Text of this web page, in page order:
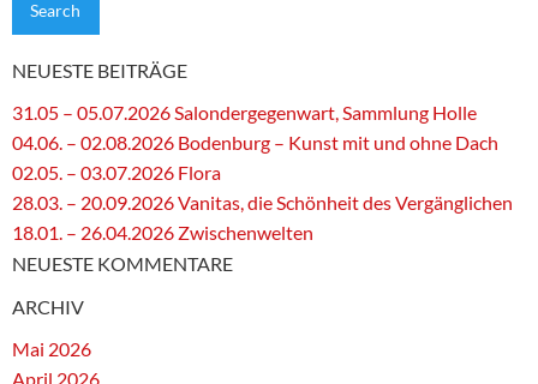
NEUESTE BEITRÄGE
31.05 – 05.07.2026 Salondergegenwart, Sammlung Holle
04.06. – 02.08.2026 Bodenburg – Kunst mit und ohne Dach
02.05. – 03.07.2026 Flora
28.03. – 20.09.2026 Vanitas, die Schönheit des Vergänglichen
18.01. – 26.04.2026 Zwischenwelten
NEUESTE KOMMENTARE
ARCHIV
Mai 2026
April 2026